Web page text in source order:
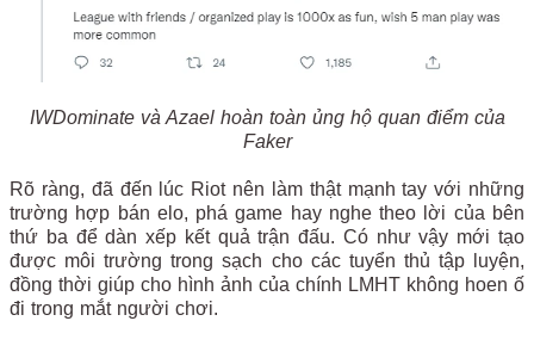
IWDominate và Azael hoàn toàn ủng hộ quan điểm của
Faker
Rõ ràng, đã đến lúc Riot nên làm thật mạnh tay với những
trường hợp bán elo, phá game hay nghe theo lời của bên
thứ ba để dàn xếp kết quả trận đấu. Có như vậy mới tạo
được môi trường trong sạch cho các tuyển thủ tập luyện,
đồng thời giúp cho hình ảnh của chính LMHT không hoen ố
đi trong mắt người chơi.